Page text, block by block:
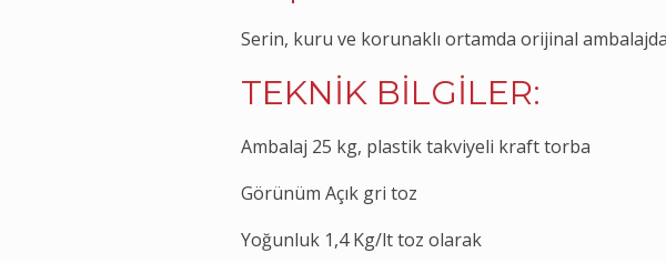
Serin, kuru ve korunaklı ortamda orijinal ambalajda
TEKNİK BİLGİLER:
Ambalaj 25 kg, plastik takviyeli kraft torba
Görünüm Açık gri toz
Yoğunluk 1,4 Kg/lt toz olarak